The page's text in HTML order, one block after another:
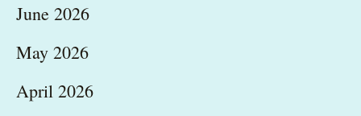
June 2026
May 2026
April 2026